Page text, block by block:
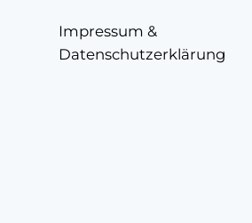
Impressum &
Datenschutzerklärung